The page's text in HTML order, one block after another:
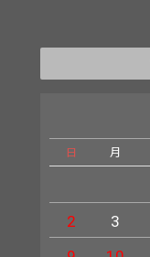
日 月
2
3